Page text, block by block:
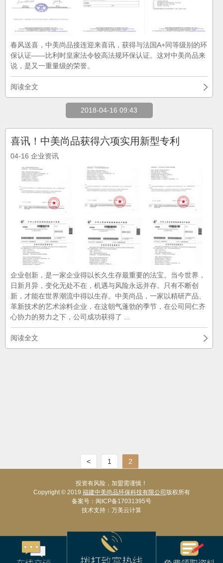
春风送喜，中美尚品接连迎来喜讯，获得与法国A+同等级别的环
保认证——比利时皇家法令较高法规环保认证。这对中美尚品来
说，是又一重量级的荣誉。
阅读全文
2018-04-16 09:43
喜讯！中美尚品获得六项实用新型专利
04-16 企业资讯
企业创新，是一家企业得以长久生存最重要的法宝。当今世界，
日新月异，变化无处不在，机遇与风险永远并存。只有不断创
新，才能在世界潮流中得以生存。中美尚品，一家以精研产品、
革新技术的艺术涂料企业，在这朝气蓬勃的季节，在公司同仁齐
心协力的努力之下，公司成功获得了 ...
阅读全文
< 1 2
投资有风险，加盟需谨慎！
Copyright © 2019 福建中美尚品环保科技有限公司 版权所有
备案号： 闽ICP备17031395号
技术支持： 万美云计算